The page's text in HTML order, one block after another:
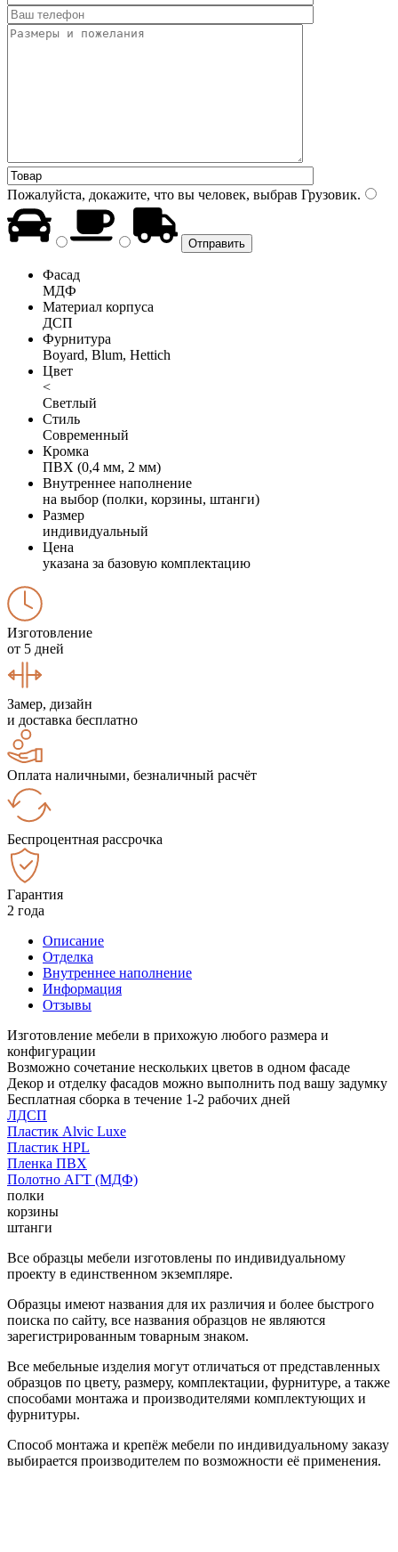
Пожалуйста, докажите, что вы человек, выбрав Грузовик.
Фасад
МДФ
Материал корпуса
ДСП
Фурнитура
Boyard, Blum, Hettich
Цвет
<
Светлый
Стиль
Современный
Кромка
ПВХ (0,4 мм, 2 мм)
Внутреннее наполнение
на выбор (полки, корзины, штанги)
Размер
индивидуальный
Цена
указана за базовую комплектацию
Изготовление
от 5 дней
Замер, дизайн
и доставка бесплатно
Оплата наличными, безналичный расчёт
Беспроцентная рассрочка
Гарантия
2 года
Описание
Отделка
Внутреннее наполнение
Информация
Отзывы
Изготовление мебели в прихожую любого размера и
конфигурации
Возможно сочетание нескольких цветов в одном фасаде
Декор и отделку фасадов можно выполнить под вашу задумку
Бесплатная сборка в течение 1-2 рабочих дней
ЛДСП
Пластик Alvic Luxe
Пластик HPL
Пленка ПВХ
Полотно АГТ (МДФ)
полки
корзины
штанги
Все образцы мебели изготовлены по индивидуальному
проекту в единственном экземпляре.
Образцы имеют названия для их различия и более быстрого
поиска по сайту, все названия образцов не являются
зарегистрированным товарным знаком.
Все мебельные изделия могут отличаться от представленных
образцов по цвету, размеру, комплектации, фурнитуре, а также
способами монтажа и производителями комплектующих и
фурнитуры.
Способ монтажа и крепёж мебели по индивидуальному заказу
выбирается производителем по возможности её применения.